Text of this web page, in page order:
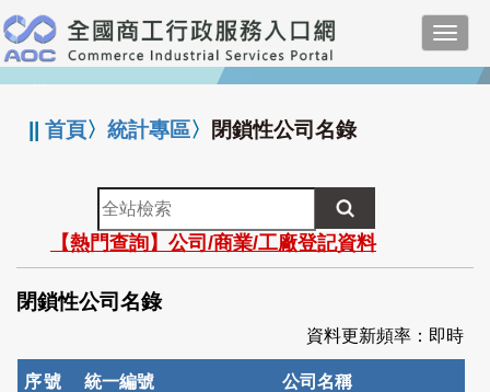
跳
到
主
要
:::
||首頁〉統計專區〉 閉鎖性公司名錄
全
站
檢
索
【熱門查詢】公司/商業/工廠登記資料
閉鎖性公司名錄
資料更新頻率：即時
序號 統一編號 公司名稱